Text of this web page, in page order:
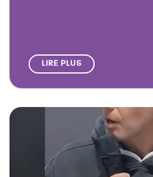
LIRE PLUS